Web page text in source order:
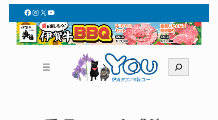
Facebook
Instagram
X YouTube
索